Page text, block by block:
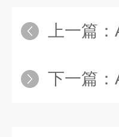
上一篇：
下一篇：